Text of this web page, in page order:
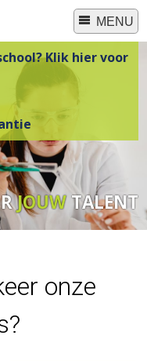
MENU
Klik hier voor
JOUWTALENT
onze